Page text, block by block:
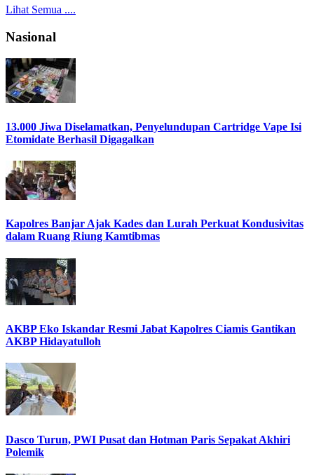
Lihat Semua ....
Nasional
13.000 Jiwa Diselamatkan, Penyelundupan Cartridge Vape Isi
Etomidate Berhasil Digagalkan
Kapolres Banjar Ajak Kades dan Lurah Perkuat Kondusivitas
dalam Ruang Riung Kamtibmas
AKBP Eko Iskandar Resmi Jabat Kapolres Ciamis Gantikan
AKBP Hidayatulloh
Dasco Turun, PWI Pusat dan Hotman Paris Sepakat Akhiri
Polemik